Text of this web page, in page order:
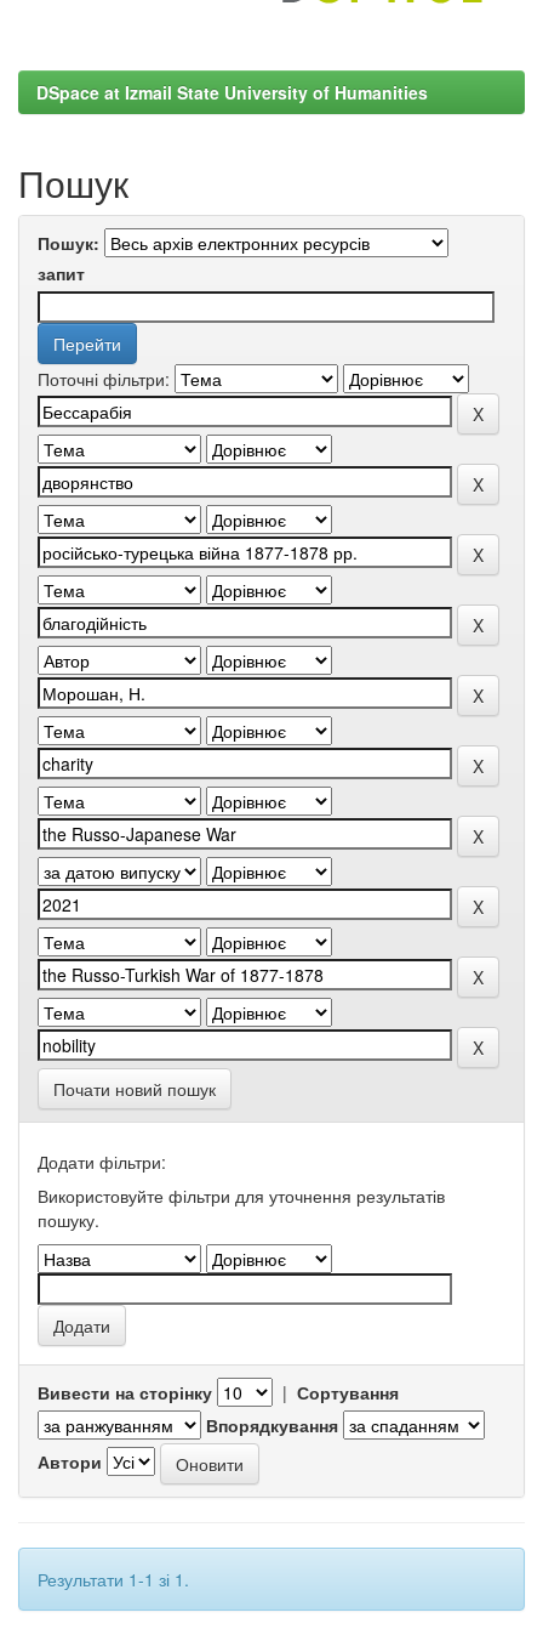
DSpace at Izmail State University of Humanities
Пошук
Пошук:
запит
Поточні фільтри:
Почати новий пошук
Додати фільтри:
Використовуйте фільтри для уточнення результатів
пошуку.
Вивести на сторінку | Сортування
Впорядкування
Автори
Результати 1-1 зі 1.